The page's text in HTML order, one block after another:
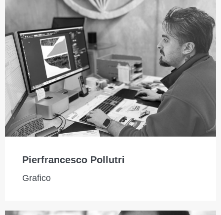
Pierfrancesco Pollutri
Grafico